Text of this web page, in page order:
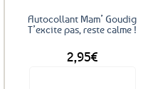
Autocollant Mam’ Goudig
T’excite pas, reste calme !
2,95€